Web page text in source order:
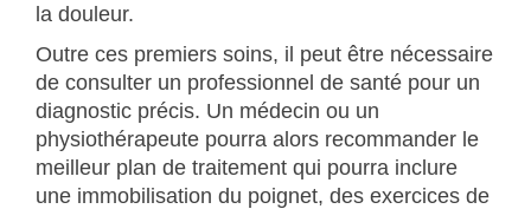
la douleur.
Outre ces premiers soins, il peut être nécessaire
de consulter un professionnel de santé pour un
diagnostic précis. Un médecin ou un
physiothérapeute pourra alors recommander le
meilleur plan de traitement qui pourra inclure
une immobilisation du poignet, des exercices de